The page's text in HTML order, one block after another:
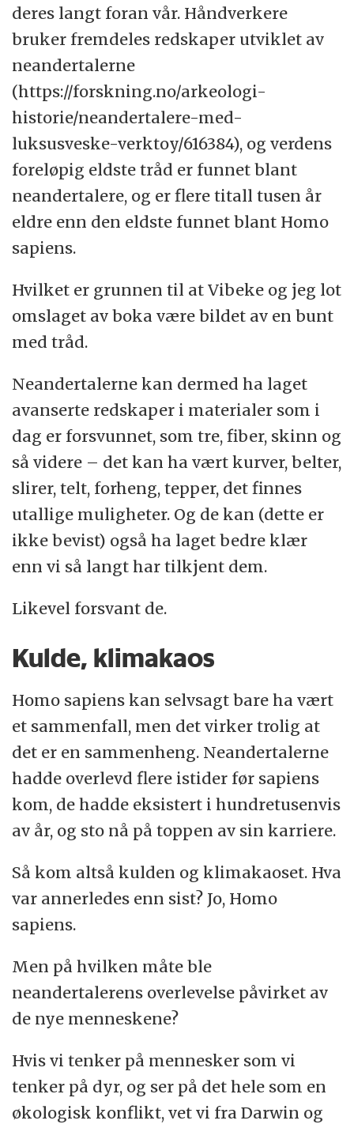
deres langt foran vår. Håndverkere
bruker fremdeles redskaper utviklet av
neandertalerne
(https://forskning.no/arkeologi-
historie/neandertalere-med-
luksusveske-verktoy/616384), og verdens
foreløpig eldste tråd er funnet blant
neandertalere, og er flere titall tusen år
eldre enn den eldste funnet blant Homo
sapiens.
Hvilket er grunnen til at Vibeke og jeg lot
omslaget av boka være bildet av en bunt
med tråd.
Neandertalerne kan dermed ha laget
avanserte redskaper i materialer som i
dag er forsvunnet, som tre, fiber, skinn og
så videre – det kan ha vært kurver, belter,
slirer, telt, forheng, tepper, det finnes
utallige muligheter. Og de kan (dette er
ikke bevist) også ha laget bedre klær
enn vi så langt har tilkjent dem.
Likevel forsvant de.
Kulde, klimakaos
Homo sapiens kan selvsagt bare ha vært
et sammenfall, men det virker trolig at
det er en sammenheng. Neandertalerne
hadde overlevd flere istider før sapiens
kom, de hadde eksistert i hundretusenvis
av år, og sto nå på toppen av sin karriere.
Så kom altså kulden og klimakaoset. Hva
var annerledes enn sist? Jo, Homo
sapiens.
Men på hvilken måte ble
neandertalerens overlevelse påvirket av
de nye menneskene?
Hvis vi tenker på mennesker som vi
tenker på dyr, og ser på det hele som en
økologisk konflikt, vet vi fra Darwin og